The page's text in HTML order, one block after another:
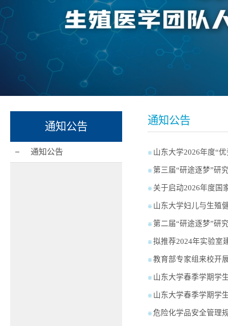
通知公告
通知公告
通知公告
※ 山东大学2026年度“
※ 第三届“研途逐梦”研
※ 关于启动2026年度国
※ 山东大学妇儿与生殖
※ 第二届“研途逐梦”研
※ 拟推荐2024年实验室
※ 教育部专家组来校开
※ 山东大学春季学期学
※ 山东大学春季学期学
※ 危险化学品安全管理